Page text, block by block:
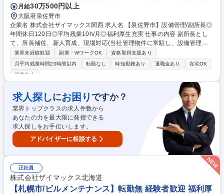
月給30万500円以上
大阪府泉佐野市
企業名 株式会社ザイマックス関西 求人名 【泉佐野市】設備管理/副所長◎
年間休日120日◎平均残業10h/月◎福利厚生充実 仕事の内容 副所長とし
て、所長補佐、新人育成、現場対応(当社管理物件に常駐し、設備管理業
務とテナント対応を実施)をお任せします。早期に所長へステップアップ
していただくことを期待しております。 【具体的には】 ■案件：同社が受
託管理するオフィスビルや商業施設、物流施設、学校等 ■変電設備、空調
法令に基づく業務 ■物件の運営や人員含めたマネジメントやレポート作成
業務 ※建物の改変を伴う作業はなし。 募集職種 【泉佐野市】設備管理/副
所長◎年間休日120日◎平均残業10h/月◎福利厚生充実
業界未経験歓迎 副業・WワークOK
資格取得支援あり
月平均残業時間20時間以内
転勤なし 時短勤務あり 退職金あり
在宅OK
服装自由
求人探しにお困り ですか？
業界トップクラスの求人件数から
あなたの力を最大限に発揮できる
求人探しをお手伝いします。
アドバイザーに相談する
正社員
株式会社ザイマックス北海道
【札幌市/ビルメンテナンス】転勤無 経験者歓迎 福利厚